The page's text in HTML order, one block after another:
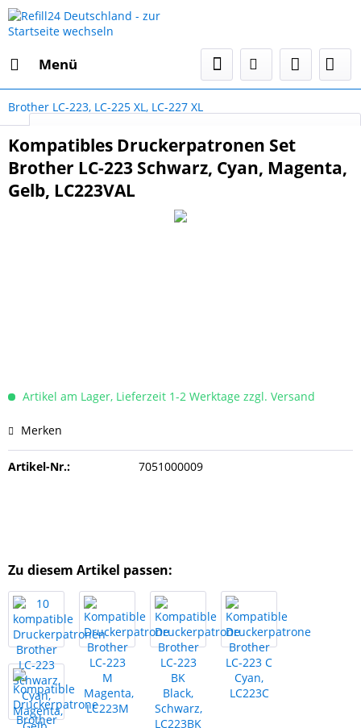
Menü
Brother LC-223, LC-225 XL, LC-227 XL
Kompatibles Druckerpatronen Set
Brother LC-223 Schwarz, Cyan, Magenta,
Gelb, LC223VAL
Artikel am Lager, Lieferzeit 1-2 Werktage zzgl. Versand
Merken
Artikel-Nr.: 7051000009
Zu diesem Artikel passen: